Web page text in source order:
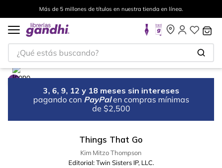
Más de 5 millones de títulos en nuestra tienda en línea.
¿Qué estás buscando?
3, 6, 9, 12 y 18 meses sin intereses
pagando con PayPal en compras mínimas
de $2,500
Things That Go
Kim Mitzo Thompson
Editorial: Twin Sisters IP, LLC.